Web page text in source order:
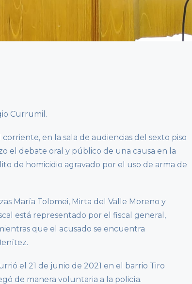
Currumil.
en la sala de audiencias del sexto piso
el debate oral y público de una causa en la
de homicidio agravado por el uso de arma de
María Tolomei, Mirta del Valle Moreno y
está representado por el fiscal general,
que el acusado se encuentra
el 21 de junio de 2021 en el barrio Tiro
de manera voluntaria a la policía.